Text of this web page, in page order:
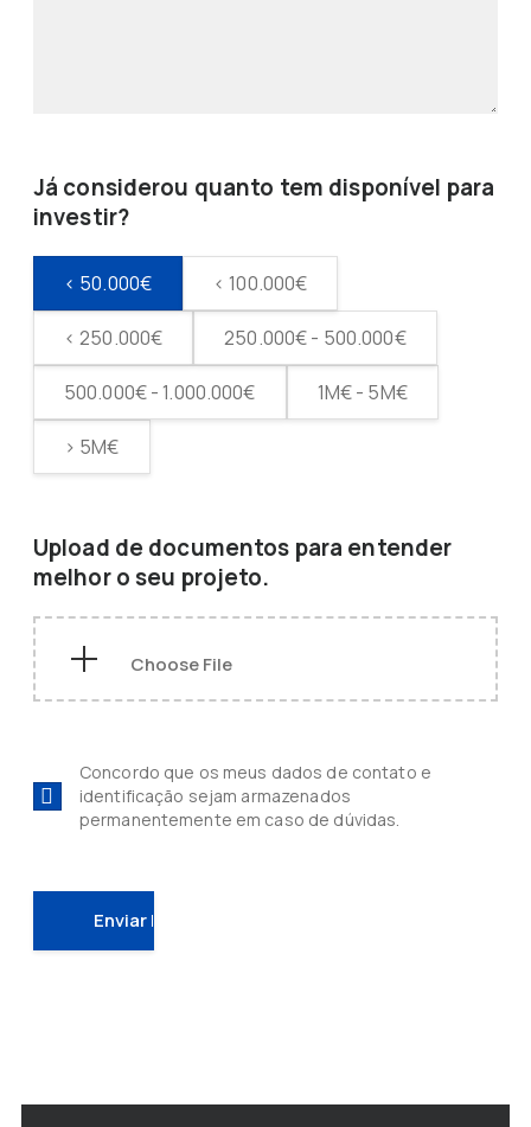
Já considerou quanto tem disponível para
investir?
< 50.000€ < 100.000€
< 250.000€ 250.000€ - 500.000€
500.000€ - 1.000.000€ 1M€ - 5M€
> 5M€
Upload de documentos para entender
melhor o seu projeto.
Concordo que os meus dados de contato e
identificação sejam armazenados
permanentemente em caso de dúvidas.